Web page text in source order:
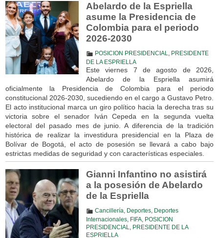
Abelardo de la Espriella
asume la Presidencia de
Colombia para el periodo
2026-2030
POSICION PRESIDENCIAL
PRESIDENTE
DE LA ESPRIELLA
Este viernes 7 de agosto de 2026,
Abelardo de la Espriella asumirá
oficialmente la Presidencia de Colombia para el periodo
constitucional 2026-2030, sucediendo en el cargo a Gustavo Petro.
El acto institucional marca un giro político hacia la derecha tras su
victoria sobre el senador Iván Cepeda en la segunda vuelta
electoral del pasado mes de junio. A diferencia de la tradición
histórica de realizar la investidura presidencial en la Plaza de
Bolívar de Bogotá, el acto de posesión se llevará a cabo bajo
estrictas medidas de seguridad y con características especiales.
Gianni Infantino no asistirá
a la posesión de Abelardo
de la Espriella
Cancillería Deportes,
Deportes
Internacionales, FIFA,
POSICION
PRESIDENCIAL
PRESIDENTE DE LA
ESPRIELLA